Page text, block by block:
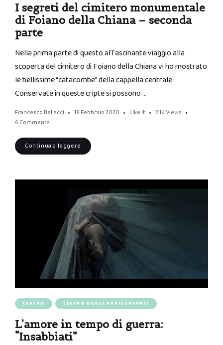
I segreti del cimitero monumentale
di Foiano della Chiana – seconda
parte
Nella prima parte di questo affascinante viaggio alla
scoperta del cimitero di Foiano della Chiana vi ho mostrato
le bellissime “catacombe” della cappella centrale.
Conservate in queste cripte si possono …
Francesco Bellacci 18 Febbraio 2020 Like it 2.1K Views
6 Comments
Continua a leggere
TEATRO TEATRO DEGLI ARRISCHIANTI
L’amore in tempo di guerra:
“Insabbiati”